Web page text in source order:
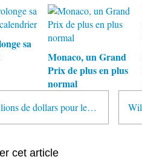
sa
Monaco, un Grand
Prix de plus en plus
normal
200 millions de dollars pour le circuit de Sotchi
cet article